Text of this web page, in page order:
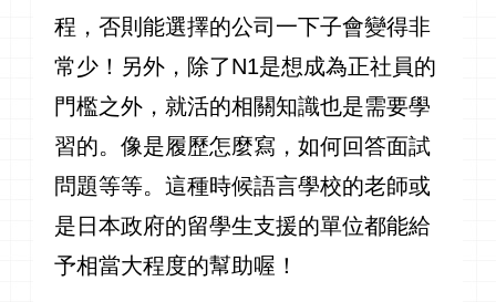
程，否則能選擇的公司一下子會變得非
常少！另外，除了N1是想成為正社員的
門檻之外，就活的相關知識也是需要學
習的。像是履歷怎麼寫，如何回答面試
問題等等。這種時候語言學校的老師或
是日本政府的留學生支援的單位都能給
予相當大程度的幫助喔！